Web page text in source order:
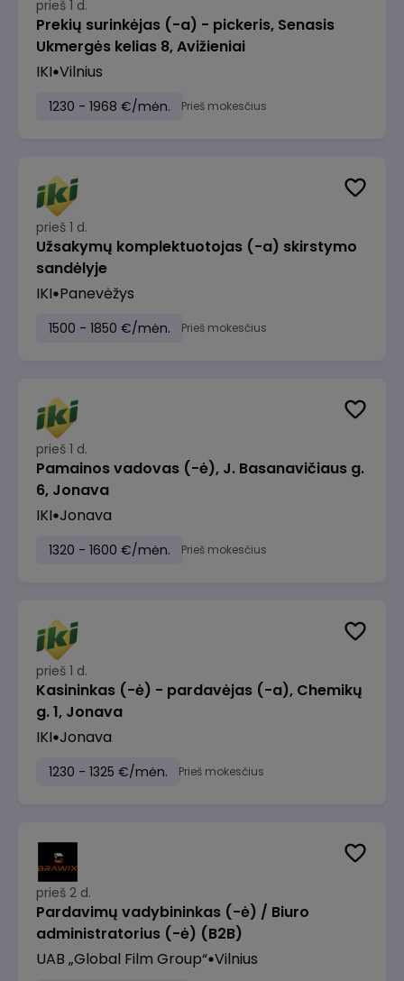
prieš 1 d.
Prekių surinkėjas (-a) - pickeris, Senasis
Ukmergės kelias 8, Avižieniai
IKI Vilnius
1230 - 1968 €/mėn. Prieš mokesčius
prieš 1 d.
Užsakymų komplektuotojas (-a) skirstymo
sandėlyje
IKI Panevėžys
1500 - 1850 €/mėn. Prieš mokesčius
prieš 1 d.
Pamainos vadovas (-ė), J. Basanavičiaus g.
6, Jonava
IKI Jonava
1320 - 1600 €/mėn. Prieš mokesčius
prieš 1 d.
Kasininkas (-ė) - pardavėjas (-a), Chemikų
g. 1, Jonava
IKI Jonava
1230 - 1325 €/mėn. Prieš mokesčius
prieš 2 d.
Pardavimų vadybininkas (-ė) / Biuro
administratorius (-ė) (B2B)
UAB „Global Film Group“ Vilnius